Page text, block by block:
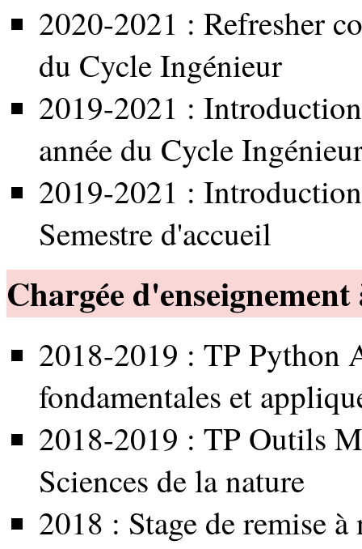
2020-2021 : Refresher
du Cycle Ingénieur
2019-2021 :
année du Cycle
2019-2021 :
Semestre d'accueil
Chargée
2018-2019 : TP Python
fondamentales et
2018-2019 : TP Outils
Sciences de la nature
2018 : Stage de remise